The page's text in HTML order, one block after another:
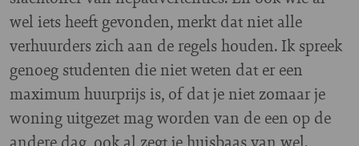
wel iets heeft gevonden, merkt dat niet alle
verhuurders zich aan de regels houden. Ik spreek
genoeg studenten die niet weten dat er een
maximum huurprijs is, of dat je niet zomaar je
woning uitgezet mag worden van de een op de